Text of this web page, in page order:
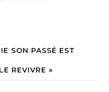
SON PASSÉ EST
REVIVRE »